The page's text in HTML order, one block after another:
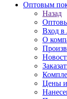
Оптовым
Назад
Вход в
О
Цены